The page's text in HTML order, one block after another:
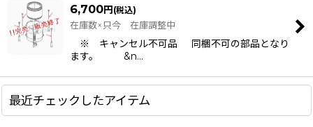
6,700円(税込)
在庫数×只今 在庫調整中
※ キャンセル不可品 同梱不可の部品となり
ます。 &n…
最近チェックしたアイテム